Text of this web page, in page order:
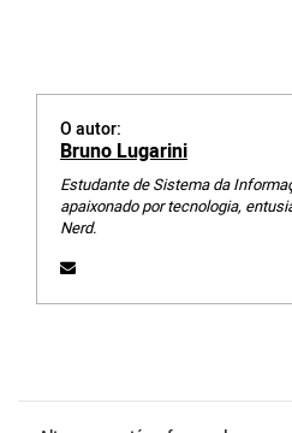
O autor:
Bruno Lugarini
Estudante de Sistema da
apaixonado por tecnologia,
Nerd.